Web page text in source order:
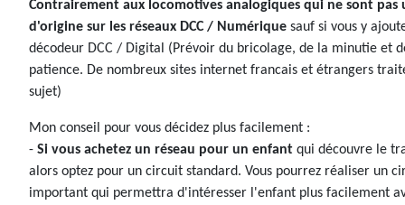
Contrairement aux locomotives analogiques qui ne sont pas
d'origine sur les réseaux DCC / Numérique sauf si vous y
décodeur DCC / Digital (Prévoir du bricolage, de la minutie et
patience. De nombreux sites internet francais et étrangers
sujet)
Mon conseil pour vous décidez plus facilement :
- Si vous achetez un réseau pour un enfant qui découvre le
alors optez pour un circuit standard. Vous pourrez réaliser un
important qui permettra d'intéresser l'enfant plus facilement